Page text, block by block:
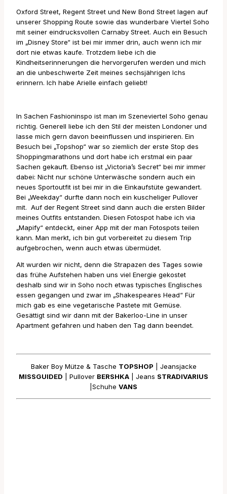
Oxford Street, Regent Street und New Bond Street lagen auf
unserer Shopping Route sowie das wunderbare Viertel Soho
mit seiner eindrucksvollen Carnaby Street. Auch ein Besuch
im „Disney Store“ ist bei mir immer drin, auch wenn ich mir
dort nie etwas kaufe. Trotzdem liebe ich die
Kindheitserinnerungen die hervorgerufen werden und mich
an die unbeschwerte Zeit meines sechsjährigen Ichs
erinnern. Ich habe Arielle einfach geliebt!
In Sachen Fashioninspo ist man im Szeneviertel Soho genau
richtig. Generell liebe ich den Stil der meisten Londoner und
lasse mich gern davon beeinflussen und inspirieren. Ein
Besuch bei „Topshop“ war so ziemlich der erste Stop des
Shoppingmarathons und dort habe ich erstmal ein paar
Sachen gekauft. Ebenso ist „Victoria’s Secret“ bei mir immer
dabei: Nicht nur schöne Unterwäsche sondern auch ein
neues Sportoutfit ist bei mir in die Einkaufstüte gewandert.
Bei „Weekday“ durfte dann noch ein kuscheliger Pullover
mit. Auf der Regent Street sind dann auch die ersten Bilder
meines Outfits entstanden. Diesen Fotospot habe ich via
„Mapify“ entdeckt, einer App mit der man Fotospots teilen
kann. Man merkt, ich bin gut vorbereitet zu diesem Trip
aufgebrochen, wenn auch etwas übermüdet.
Alt wurden wir nicht, denn die Strapazen des Tages sowie
das frühe Aufstehen haben uns viel Energie gekostet
deshalb sind wir in Soho noch etwas typisches Englisches
essen gegangen und zwar im „Shakespeares Head“ Für
mich gab es eine vegetarische Pastete mit Gemüse.
Gesättigt sind wir dann mit der Bakerloo-Line in unser
Apartment gefahren und haben den Tag dann beendet.
Baker Boy Mütze & Tasche TOPSHOP | Jeansjacke
MISSGUIDED | Pullover BERSHKA | Jeans STRADIVARIUS
|Schuhe VANS